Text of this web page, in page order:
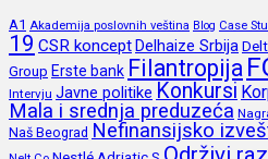
A1 Akademija poslovnih veština Blog Case
19 CSR konceptDelhaize Srbija
Group Erste bank Filantropija
Intervju Javne politike Konkursi
Mala i srednja preduzeća
Naš Beograd Nefinansijsko